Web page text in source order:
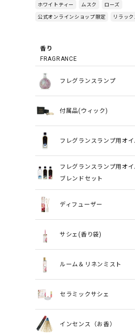
ホワイトティー ムスク
ローズ
公式オンラインショップ限定
リラック
香り
FRAGRANCE
フレグランスランプ
付属品(ウィック)
フレグランスランプ用オイ
フレグランスランプ用オイ
ブレンドセット
ディフューザー
サシェ(香り袋)
ルーム＆リネンミスト
セラミックサシェ
インセンス（お香）